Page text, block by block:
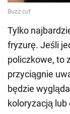
Tylko
fryzurę. Jeśli
policzkowe, to
przyciągnie
będzie
koloryzacją lub